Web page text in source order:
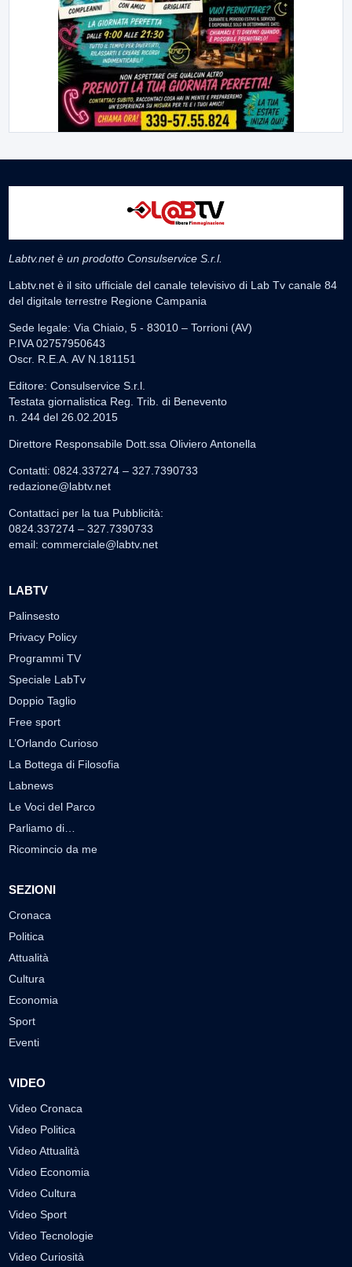
Labtv.net è un prodotto Consulservice S.r.l.
Labtv.net è il sito ufficiale del canale televisivo di Lab Tv canale 84
del digitale terrestre Regione Campania
Sede legale: Via Chiaio, 5 - 83010 – Torrioni (AV)
P.IVA 02757950643
Oscr. R.E.A. AV N.181151
Editore: Consulservice S.r.l.
Testata giornalistica Reg. Trib. di Benevento
n. 244 del 26.02.2015
Direttore Responsabile Dott.ssa Oliviero Antonella
Contatti: 0824.337274 – 327.7390733
redazione@labtv.net
Contattaci per la tua Pubblicità:
0824.337274 – 327.7390733
email: commerciale@labtv.net
LABTV
Palinsesto
Privacy Policy
Programmi TV
Speciale LabTv
Doppio Taglio
Free sport
L’Orlando Curioso
La Bottega di Filosofia
Labnews
Le Voci del Parco
Parliamo di…
Ricomincio da me
SEZIONI
Cronaca
Politica
Attualità
Cultura
Economia
Sport
Eventi
VIDEO
Video Cronaca
Video Politica
Video Attualità
Video Economia
Video Cultura
Video Sport
Video Tecnologie
Video Curiosità